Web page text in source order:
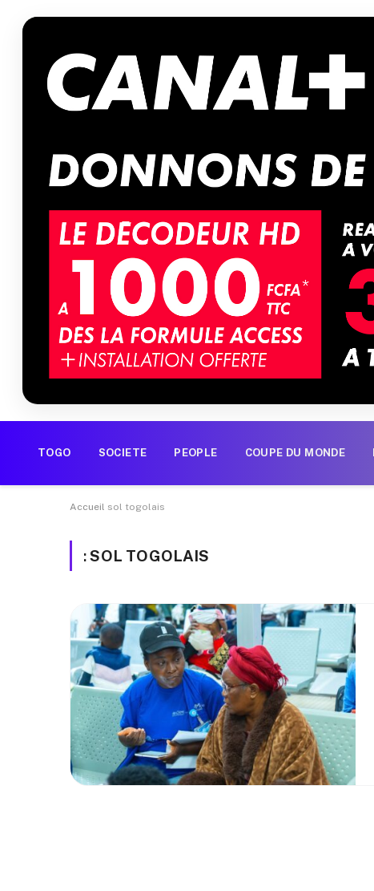
TOGO SOCIETE PEOPLE COUPE DU MONDE
Accueil sol togolais
:SOL TOGOLAIS